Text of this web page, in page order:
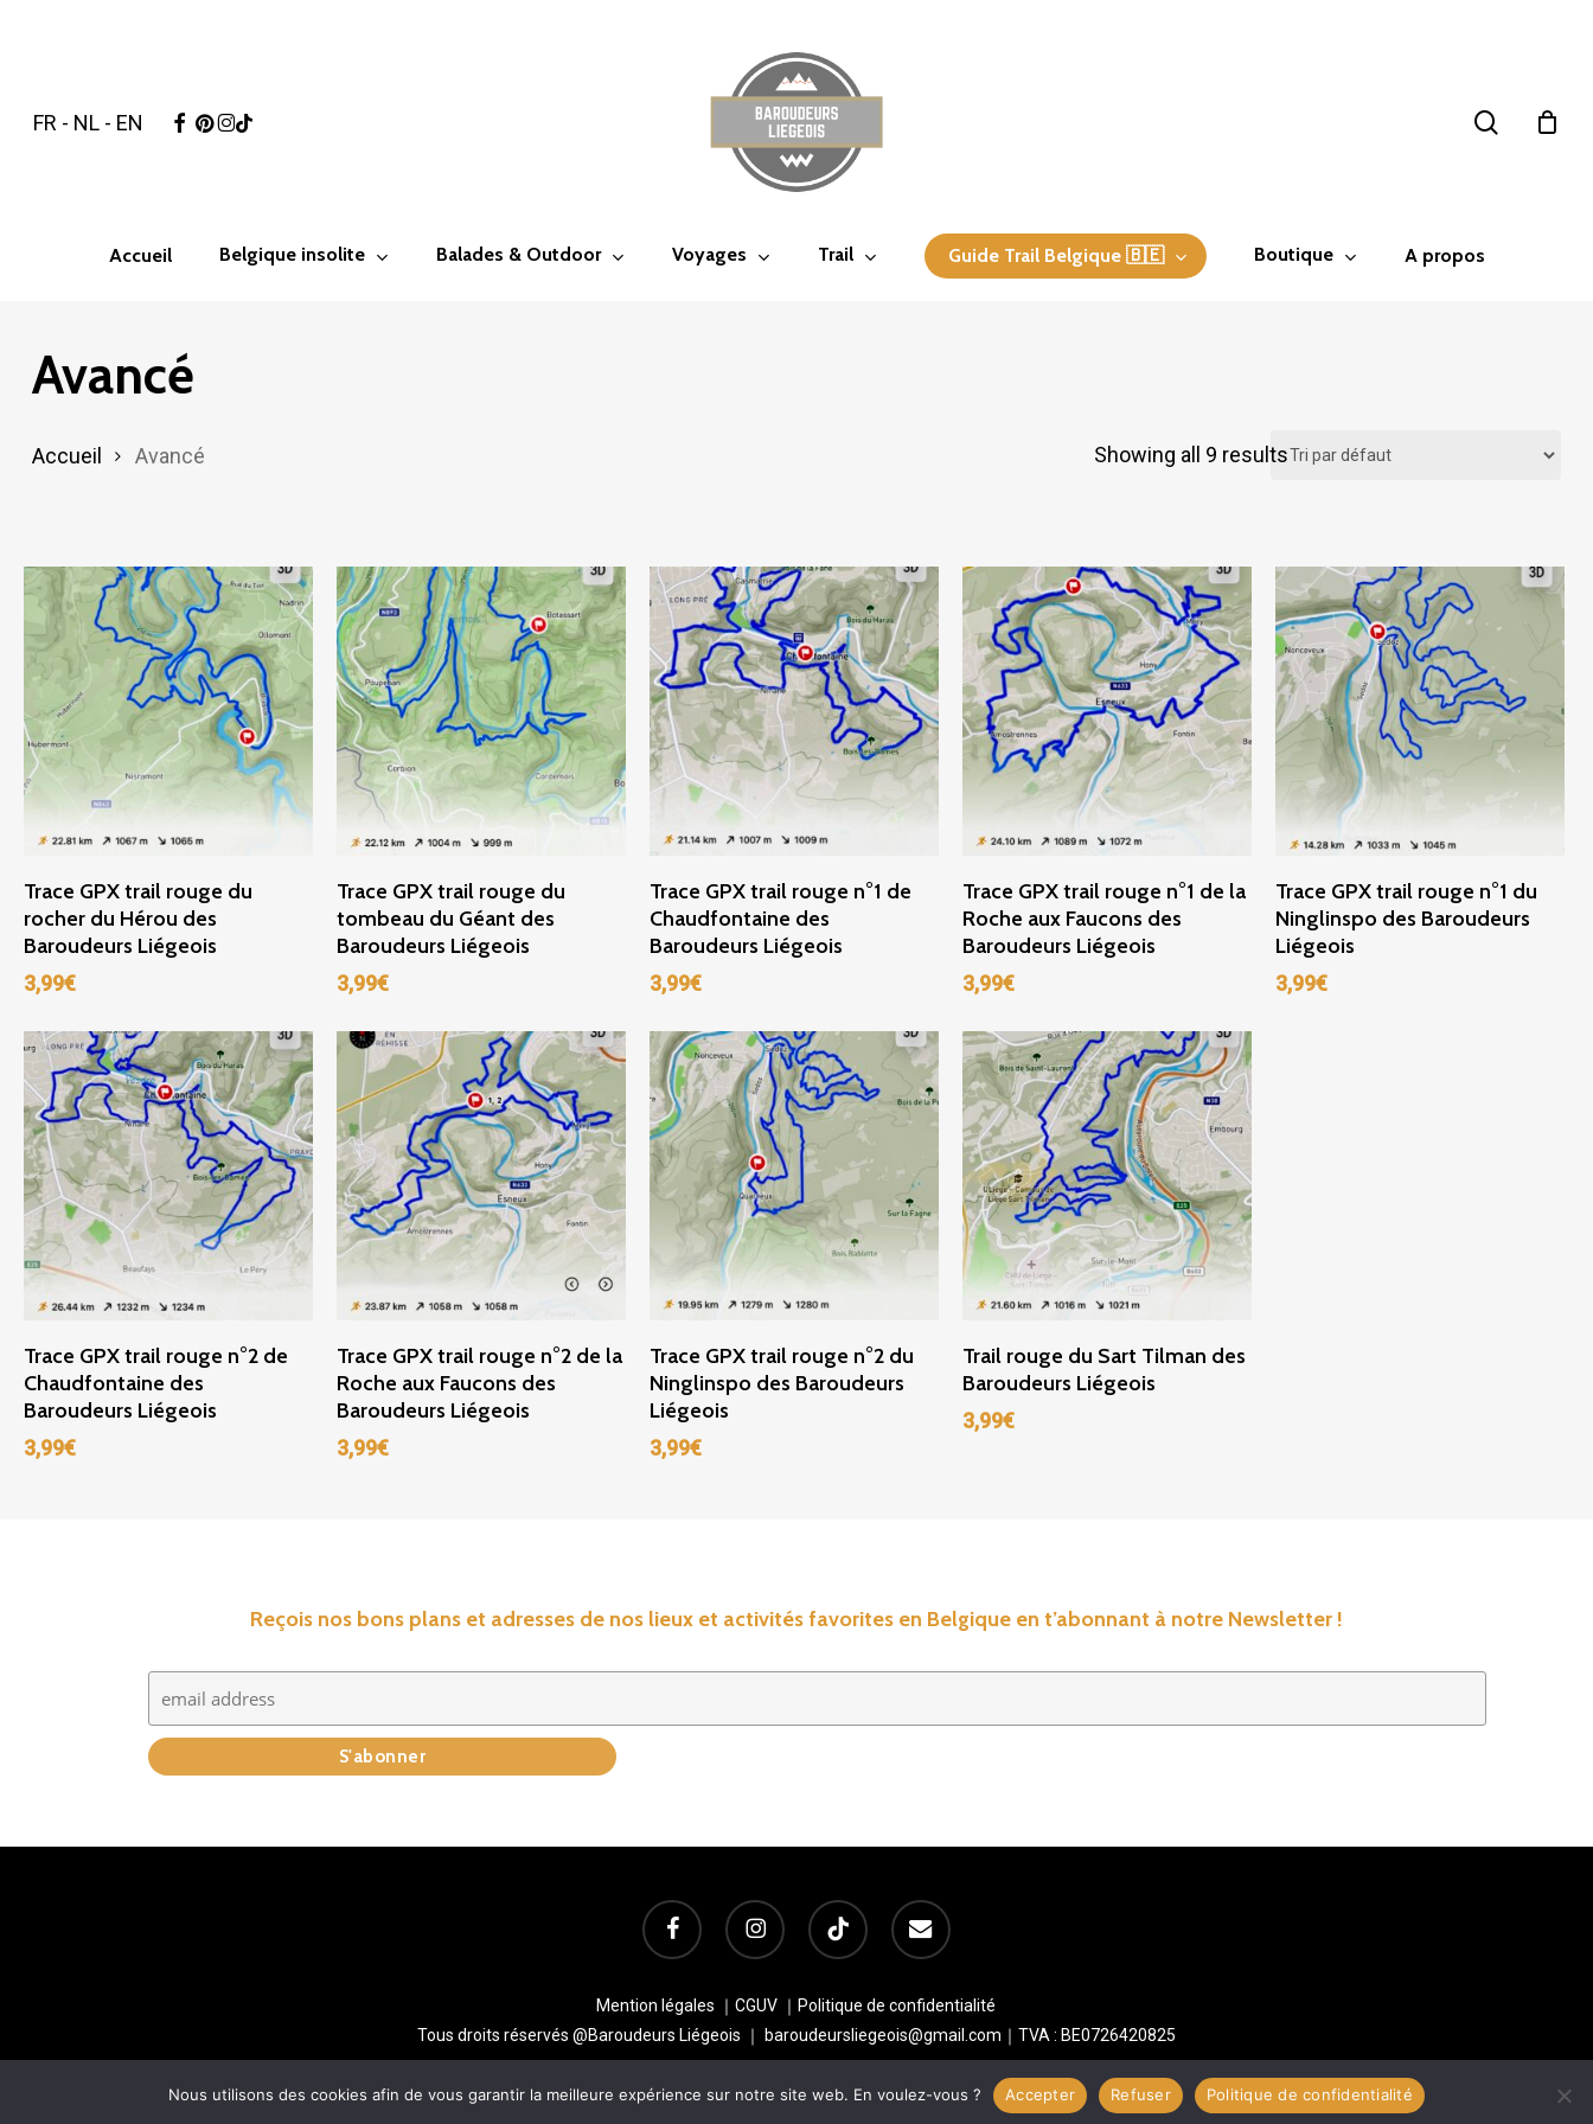
content
FR - NL - EN facebook
pinterest
instagram
tiktok
Accueil Belgique insolite Balades & Outdoor Voyages Trail Guide Trail Belgique 🇧🇪 Boutique A propos
Avancé
Showing all 9 results
Accueil Avancé
Ajouter Au Panier
Trace GPX trail rouge du
rocher du Hérou des
Baroudeurs Liégeois
3,99€
Ajouter Au Panier
Trace GPX trail rouge du
tombeau du Géant des
Baroudeurs Liégeois
3,99€
Ajouter Au Panier
Trace GPX trail rouge n°1 de
Chaudfontaine des
Baroudeurs Liégeois
3,99€
Ajouter Au Panier
Trace GPX trail rouge n°1 de la
Roche aux Faucons des
Baroudeurs Liégeois
3,99€
Ajouter Au Panier
Trace GPX trail rouge n°1 du
Ninglinspo des Baroudeurs
Liégeois
3,99€
Ajouter Au Panier
Trace GPX trail rouge n°2 de
Chaudfontaine des
Baroudeurs Liégeois
3,99€
Ajouter Au Panier
Trace GPX trail rouge n°2 de la
Roche aux Faucons des
Baroudeurs Liégeois
3,99€
Ajouter Au Panier
Trace GPX trail rouge n°2 du
Ninglinspo des Baroudeurs
Liégeois
3,99€
Ajouter Au Panier
Trail rouge du Sart Tilman des
Baroudeurs Liégeois
3,99€
Reçois nos bons plans et adresses de nos lieux et activités favorites en Belgique en t’abonnant à notre Newsletter !
facebook instagram tiktok email
Mention légales ｜CGUV ｜ Politique de confidentialité
Tous droits réservés @Baroudeurs Liégeois ｜ baroudeursliegeois@gmail.com｜TVA : BE0726420825
Nous utilisons des cookies afin de vous garantir la meilleure expérience sur notre site web. En voulez-vous ? Accepter Refuser Politique de confidentialité